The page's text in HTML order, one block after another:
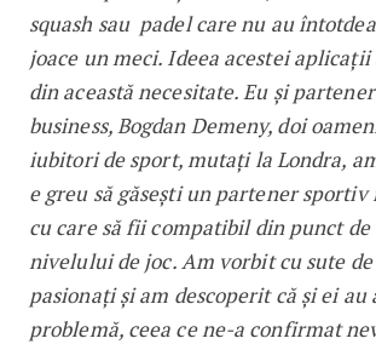
squash sau padel care nu au
joace un meci. Ideea acestei
din această necesitate. Eu și
business, Bogdan Demeny, doi
iubitori de sport, mutați la Londra,
e greu să găsești un partener
cu care să fii compatibil din punct de
nivelului de joc. Am vorbit cu sute
pasionați și am descoperit că și ei au
problemă, ceea ce ne-a confirmat